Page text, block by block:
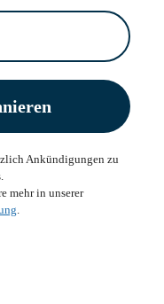
Ankündigungen zu
mehr in unserer
.